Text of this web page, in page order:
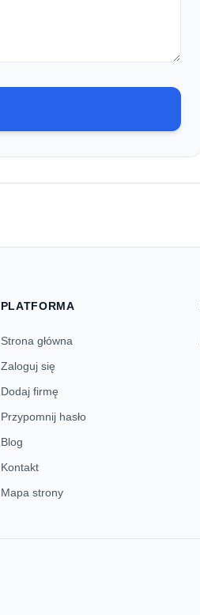
PLATFORMA
Strona główna
Zaloguj się
Dodaj firmę
Przypomnij hasło
Blog
Kontakt
Mapa strony